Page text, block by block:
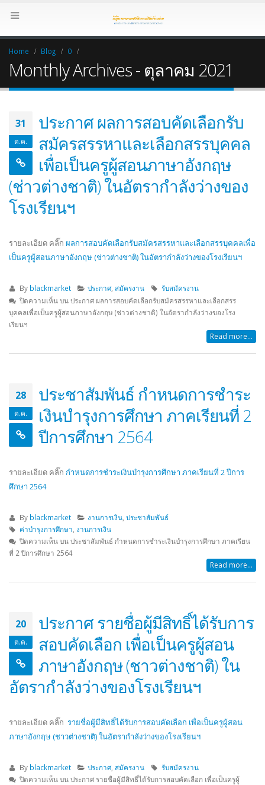
Home Blog 0
Monthly Archives - ตุลาคม 2021
31
ต.ค.
ประกาศ ผลการสอบคัดเลือกรับ
สมัครสรรหาและเลือกสรรบุคคล
เพื่อเป็นครูผู้สอนภาษาอังกฤษ
(ช่าวต่างชาติ) ในอัตรากำลังว่างของ
โรงเรียนฯ
รายละเอียด คลิ๊ก ผลการสอบคัดเลือกรับสมัครสรรหาและเลือกสรรบุคคลเพื่อ
เป็นครูผู้สอนภาษาอังกฤษ (ช่าวต่างชาติ) ในอัตรากำลังว่างของโรงเรียนฯ
By blackmarket ประกาศ,สมัครงาน
รับสมัครงาน
ปิดความเห็นบน ประกาศ ผลการสอบคัดเลือกรับสมัครสรรหาและเลือกสรร
บุคคลเพื่อเป็นครูผู้สอนภาษาอังกฤษ (ช่าวต่างชาติ) ในอัตรากำลังว่างของโรง
เรียนฯ
Read more...
28
ต.ค.
ประชาสัมพันธ์ กำหนดการชำระ
เงินบำรุงการศึกษา ภาคเรียนที่ 2
ปีการศึกษา 2564
รายละเอียด คลิ๊ก กำหนดการชำระเงินบำรุงการศึกษา ภาคเรียนที่ 2 ปีการ
ศึกษา 2564
By blackmarket งานการเงิน ,ประชาสัมพันธ์
ค่าบำรุงการศึกษา งานการเงิน
ปิดความเห็นบน ประชาสัมพันธ์ กำหนดการชำระเงินบำรุงการศึกษา ภาคเรียน
ที่ 2 ปีการศึกษา 2564
Read more...
20
ต.ค.
ประกาศ รายชื่อผู้มีสิทธิ์ได้รับการ
สอบคัดเลือก เพื่อเป็นครูผู้สอน
ภาษาอังกฤษ (ชาวต่างชาติ) ใน
อัตรากำลังว่างของโรงเรียนฯ
รายละเอียด คลิ๊ก รายชื่อผู้มีสิทธิ์ได้รับการสอบคัดเลือก เพื่อเป็นครูผู้สอน
ภาษาอังกฤษ (ชาวต่างชาติ) ในอัตรากำลังว่างของโรงเรียนฯ
By blackmarket ประกาศ ,สมัครงาน
รับสมัครงาน
ปิดความเห็นบน ประกาศ รายชื่อผู้มีสิทธิ์ได้รับการสอบคัดเลือก เพื่อเป็นครูผู้